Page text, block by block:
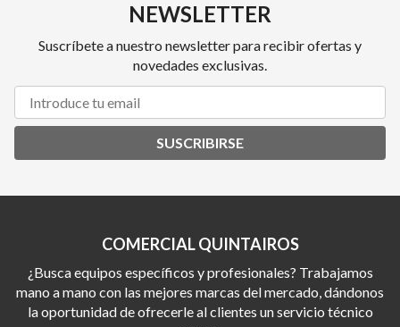
NEWSLETTER
Suscríbete a nuestro newsletter para recibir ofertas y
novedades exclusivas.
SUSCRIBIRSE
COMERCIAL QUINTAIROS
¿Busca equipos específicos y profesionales? Trabajamos
mano a mano con las mejores marcas del mercado, dándonos
la oportunidad de ofrecerle al clientes un servicio técnico